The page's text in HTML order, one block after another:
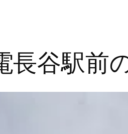
長谷駅前